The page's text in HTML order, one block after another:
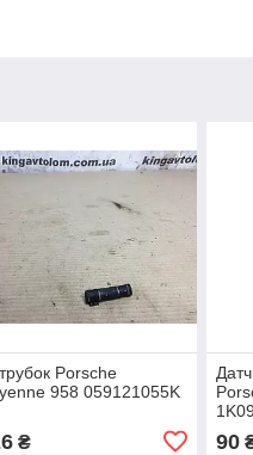
Porsche
958 059121055K
₴ 90